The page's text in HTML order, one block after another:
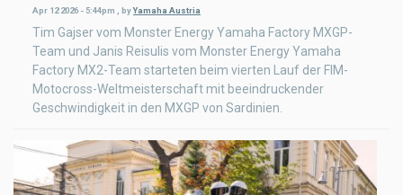
Apr 12 2026 - 5:44pm byYamaha Austria
Tim Gajser vom Monster Energy Yamaha Factory MXGP-
Team und Janis Reisulis vom Monster Energy Yamaha
Factory MX2-Team starteten beim vierten Lauf der FIM-
Motocross-Weltmeisterschaft mit beeindruckender
Geschwindigkeit in den MXGP von Sardinien.